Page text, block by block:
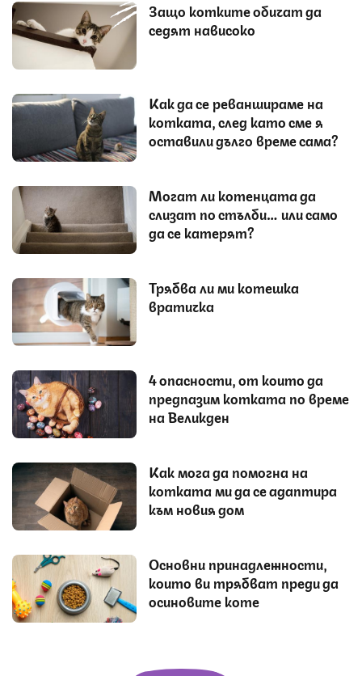
Защо котките обичат да
седят нависоко
Как да се реваншираме на
котката, след като сме я
оставили дълго време сама?
Могат ли котенцата да
слизат по стълби… или само
да се катерят?
Трябва ли ми котешка
вратичка
4 опасности, от които да
предпазим котката по време
на Великден
Как мога да помогна на
котката ми да се адаптира
към новия дом
Основни принадлежности,
които ви трябват преди да
осиновите коте